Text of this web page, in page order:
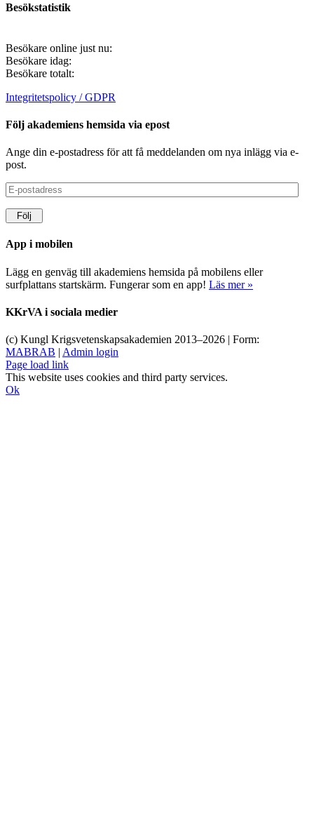
Besökstatistik
Besökare online just nu:
Besökare idag:
Besökare totalt:
Integritetspolicy / GDPR
Följ akademiens hemsida via epost
Ange din e-postadress för att få meddelanden om nya inlägg via e-
post.
E-
postadress
Följ
App i mobilen
Lägg en genväg till akademiens hemsida på mobilens eller
surfplattans startskärm. Fungerar som en app! Läs mer »
KKrVA i sociala medier
(c) Kungl Krigsvetenskapsakademien 2013–2026 | Form:
MABRAB | Admin login
Page load link
This website uses cookies and third party services.
Ok